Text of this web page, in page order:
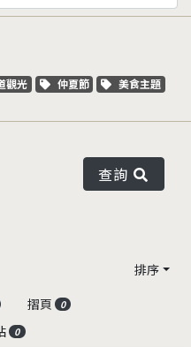
字標籤
觀光 關鍵字標籤
仲夏節 關鍵字標籤
美食主題
查詢
排序
摺頁 0
0